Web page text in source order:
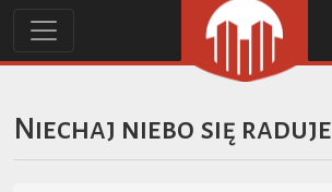
Niechaj niebo się raduje